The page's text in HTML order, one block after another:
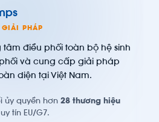
GIẢI PHÁP
tâm điều phối toàn bộ hệ sinh
và cung cấp giải pháp
diện tại Việt Nam.
ủy quyền hơn 28 thương hiệu
tín EU/G7.